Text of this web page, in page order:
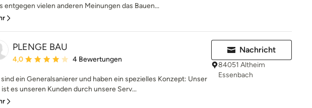
entgegen vielen anderen Meinungen das Bauen...
PLENGE BAU
Durchschnittliche Bewertung: 4 von 5 Sternen
4,0 4 Bewertungen
ein Generalsanierer und haben ein spezielles Konzept: Unser
ist es unseren Kunden durch unsere Serv...
Nachricht
84051 Altheim
Essenbach